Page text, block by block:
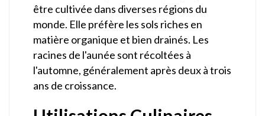
être cultivée dans diverses régions du
monde. Elle préfère les sols riches en
matière organique et bien drainés. Les
racines de l'aunée sont récoltées à
l'automne, généralement après deux à trois
ans de croissance.